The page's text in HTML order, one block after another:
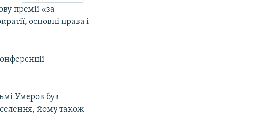
премії «за
основні права і
Умеров був
йому також